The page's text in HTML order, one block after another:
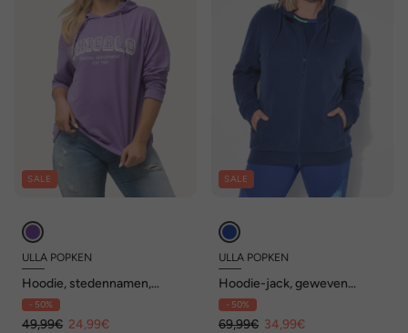
SALE
ULLA POPKEN
Hoodie, stedennamen,
capuchon, lange mouwen
- 50%
49,99€ 24,99€
SALE
ULLA POPKEN
Hoodie-jack, geweven
inzetstukken, capuchon,
tweewegrits
- 50%
69,99€ 34,99€